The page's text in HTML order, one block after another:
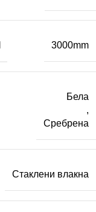
3000mm
Бела
,
Сребрена
Стаклени влакна